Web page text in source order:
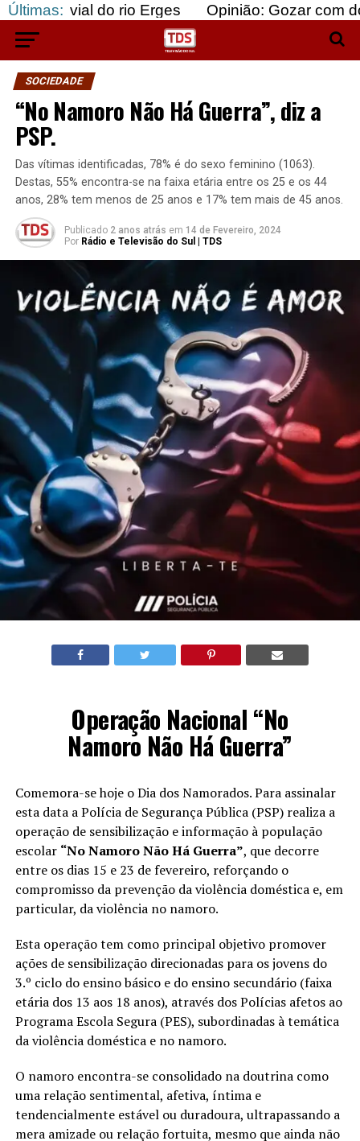
Últimas:
do rio Erges Opinião: Gozar com doentes e
SOCIEDADE
“No Namoro Não Há Guerra”, diz a
PSP.
Das vítimas identificadas, 78% é do sexo feminino (1063).
Destas, 55% encontra-se na faixa etária entre os 25 e os 44
anos, 28% tem menos de 25 anos e 17% tem mais de 45 anos.
Publicado 2 anos atrás em 14 de Fevereiro, 2024
Por Rádio e Televisão do Sul | TDS
Operação Nacional “No
Namoro Não Há Guerra”
Comemora-se hoje o Dia dos Namorados. Para assinalar
esta data a Polícia de Segurança Pública (PSP) realiza a
operação de sensibilização e informação à população
escolar “No Namoro Não Há Guerra”, que decorre
entre os dias 15 e 23 de fevereiro, reforçando o
compromisso da prevenção da violência doméstica e, em
particular, da violência no namoro.
Esta operação tem como principal objetivo promover
ações de sensibilização direcionadas para os jovens do
3.º ciclo do ensino básico e do ensino secundário (faixa
etária dos 13 aos 18 anos), através dos Polícias afetos ao
Programa Escola Segura (PES), subordinadas à temática
da violência doméstica e no namoro.
O namoro encontra-se consolidado na doutrina como
uma relação sentimental, afetiva, íntima e
tendencialmente estável ou duradoura, ultrapassando a
mera amizade ou relação fortuita, mesmo que ainda não